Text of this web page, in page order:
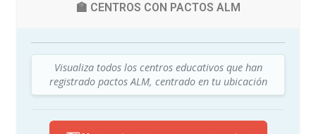
🏫 CENTROS CON PACTOS ALM
Visualiza todos los centros educativos que han
registrado pactos ALM, centrado en tu ubicación